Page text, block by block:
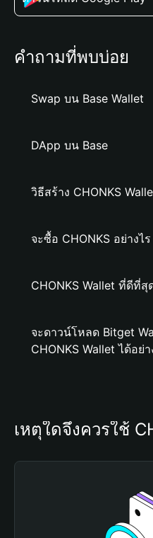
คำถามที่พบบ่อย
Swap บน Base Wallet
DApp บน Base
วิธีสร้าง CHONKS
จะซื้อ CHONKS อย่างไร
CHONKS Wallet ที่ดีที่สุ
จะดาวน์โหลด Bitget
CHONKS Wallet ได้อย่า
เหตุใดจึงควรใช้